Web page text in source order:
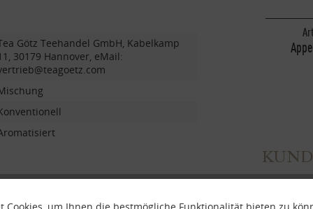
Götz Teehandel GmbH, Kabelkamp
30179 Hannover, eMail: